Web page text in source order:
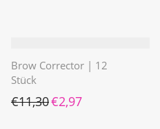
Brow Corrector | 12
Stück
€11,30 Ursprünglicher Preis war:
€2,97Aktueller Preis ist: